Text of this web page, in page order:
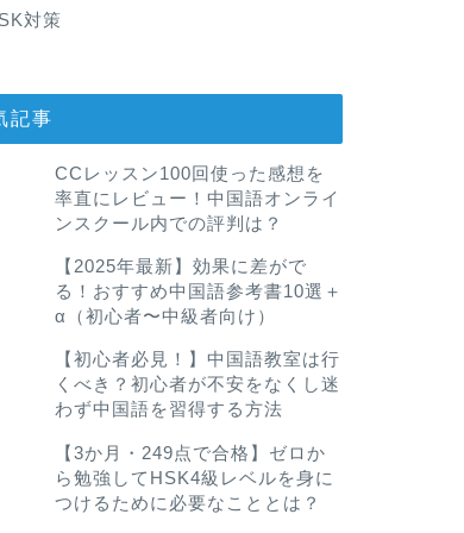
対策
記事
CCレッスン100回使った感想を
率直にレビュー！中国語オンライ
ンスクール内での評判は？
【2025年最新】効果に差がで
る！おすすめ中国語参考書10選＋
α（初心者〜中級者向け）
【初心者必見！】中国語教室は行
くべき？初心者が不安をなくし迷
わず中国語を習得する方法
【3か月・249点で合格】ゼロか
ら勉強してHSK4級レベルを身に
つけるために必要なこととは？